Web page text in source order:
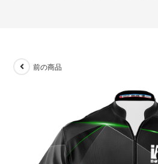
前の商品